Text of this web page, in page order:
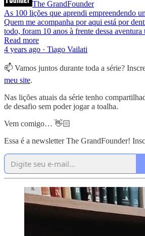
The GrandFounder
As 100 lições que aprendi empreendendo
Quem me acompanha por aqui está por
todo, foram 10 anos à frente dessa
Read more
4 years ago · Tiago Vailati
📫 Vamos juntos durante toda a série?
meu site.
Nas lições atuais da série tenho
de desafio sem poder jogar a toalha.
Vem comigo… 👋🏻
Essa é a newsletter The GrandFounder!